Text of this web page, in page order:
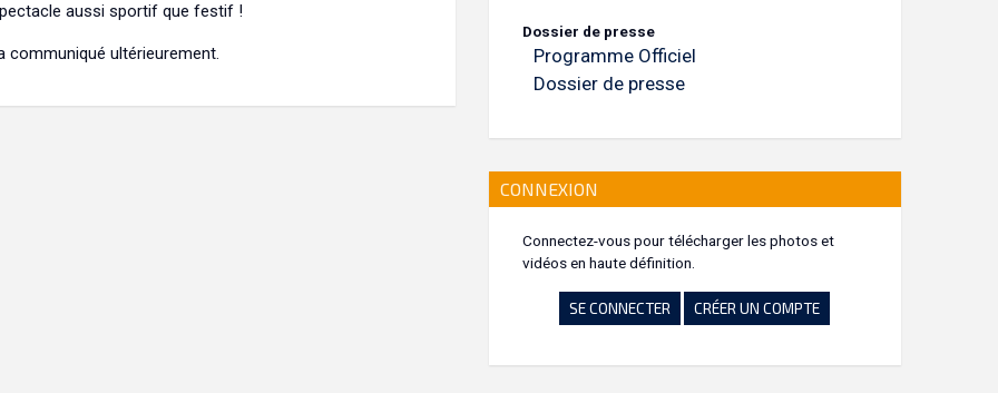
aussi sportif que festif !
communiqué ultérieurement.
Dossier de presse
Programme Officiel
Dossier de presse
CONNEXION
Connectez-vous pour télécharger les photos et
vidéos en haute définition.
SE CONNECTER CRÉER UN COMPTE